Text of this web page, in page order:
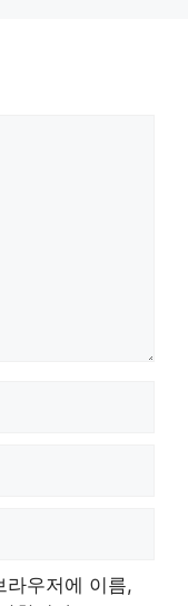
라우저에 이름,